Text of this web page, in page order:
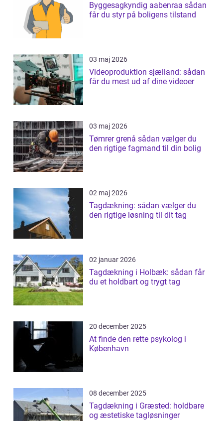
Byggesagkyndig aabenraa sådan
får du styr på boligens tilstand
03 maj 2026
Videoproduktion sjælland: sådan
får du mest ud af dine videoer
03 maj 2026
Tømrer grenå sådan vælger du
den rigtige fagmand til din bolig
02 maj 2026
Tagdækning: sådan vælger du
den rigtige løsning til dit tag
02 januar 2026
Tagdækning i Holbæk: sådan får
du et holdbart og trygt tag
20 december 2025
At finde den rette psykolog i
København
08 december 2025
Tagdækning i Græsted: holdbare
og æstetiske tagløsninger